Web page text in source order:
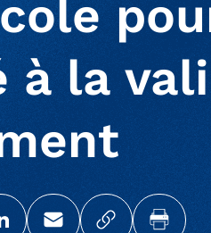
à la
on X (Twitter)
link on Facebook
Share this link on LinkedIn
Email a link to this
Copy a link
Print